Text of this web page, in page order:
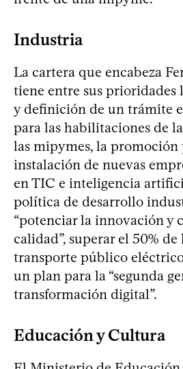
Industria
La cartera que encabeza
tiene entre sus prioridades
y definición de un trámite
para las habilitaciones de
las mipymes, la promoción
instalación de nuevas
en TIC e inteligencia
política de desarrollo
“potenciar la innovación y
calidad”, superar el 50%
transporte público
un plan para la “segunda
transformación digital”.
Educación y Cultura